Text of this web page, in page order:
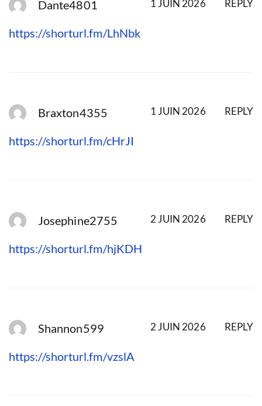
Dante4801 REPLY
1 JUIN 2026
https://shorturl.fm/LhNbk
Braxton4355 REPLY
1 JUIN 2026
https://shorturl.fm/cHrJI
Josephine2755 REPLY
2 JUIN 2026
https://shorturl.fm/hjKDH
Shannon599 REPLY
2 JUIN 2026
https://shorturl.fm/vzslA